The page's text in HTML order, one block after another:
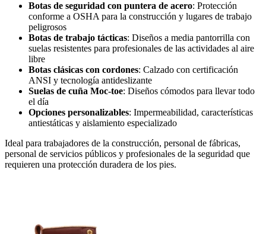
Botas de seguridad con puntera de acero: Protección
conforme a OSHA para la construcción y lugares de trabajo
peligrosos
Botas de trabajo tácticas: Diseños a media pantorrilla con
suelas resistentes para profesionales de las actividades al aire
libre
Botas clásicas con cordones: Calzado con certificación
ANSI y tecnología antideslizante
Suelas de cuña Moc-toe: Diseños cómodos para llevar todo
el día
Opciones personalizables: Impermeabilidad, características
antiestáticas y aislamiento especializado
Ideal para trabajadores de la construcción, personal de fábricas,
personal de servicios públicos y profesionales de la seguridad que
requieren una protección duradera de los pies.